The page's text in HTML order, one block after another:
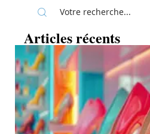
Articles récents